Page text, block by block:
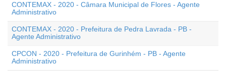
CONTEMAX - 2020 - Câmara Municipal de Flores - Agente
Administrativo
CONTEMAX - 2020 - Prefeitura de Pedra Lavrada - PB -
Agente Administrativo
CPCON - 2020 - Prefeitura de Gurinhém - PB - Agente
Administrativo